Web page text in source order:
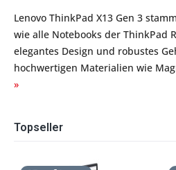
Lenovo ThinkPad X13 Gen 3
wie alle Notebooks der ThinkPad
elegantes Design und robustes
hochwertigen Materialien wie
»
Topseller